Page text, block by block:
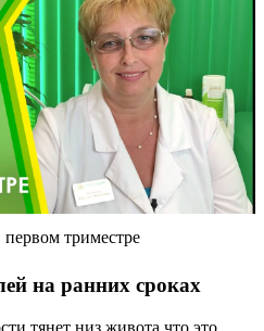
триместре
на ранних сроках
тянет низ живота что это